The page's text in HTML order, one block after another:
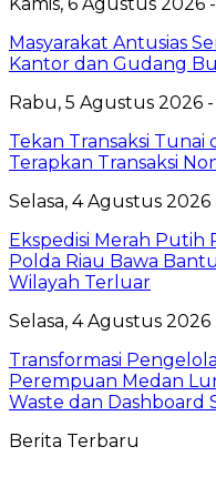
Masyarakat Antusias
Kantor dan Gudang
Rabu, 5 Agustus 2026 -
Tekan Transaksi Tunai
Terapkan Transaksi
Selasa, 4 Agustus
Ekspedisi Merah Putih
Polda Riau Bawa
Wilayah Terluar
Selasa, 4 Agustus 2026
Transformasi
Perempuan Medan
Waste dan Dashboard
Berita Terbaru